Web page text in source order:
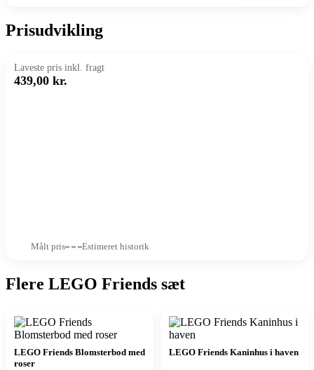
Prisudvikling
Laveste pris inkl. fragt
439,00 kr.
Målt pris Estimeret historik
Flere LEGO Friends sæt
LEGO Friends Blomsterbod med
roser
LEGO Friends Kaninhus i haven